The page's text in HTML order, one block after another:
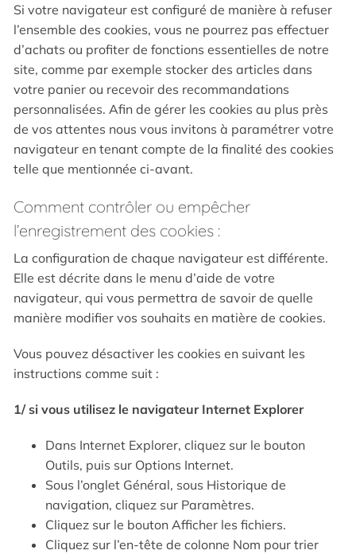
Si votre navigateur est configuré de manière à refuser
l’ensemble des cookies, vous ne pourrez pas effectuer
d’achats ou profiter de fonctions essentielles de notre
site, comme par exemple stocker des articles dans
votre panier ou recevoir des recommandations
personnalisées. Afin de gérer les cookies au plus près
de vos attentes nous vous invitons à paramétrer votre
navigateur en tenant compte de la finalité des cookies
telle que mentionnée ci-avant.
Comment contrôler ou empêcher
l’enregistrement des cookies :
La configuration de chaque navigateur est différente.
Elle est décrite dans le menu d’aide de votre
navigateur, qui vous permettra de savoir de quelle
manière modifier vos souhaits en matière de cookies.
Vous pouvez désactiver les cookies en suivant les
instructions comme suit :
1/ si vous utilisez le navigateur Internet Explorer
Dans Internet Explorer, cliquez sur le bouton
Outils, puis sur Options Internet.
Sous l’onglet Général, sous Historique de
navigation, cliquez sur Paramètres.
Cliquez sur le bouton Afficher les fichiers.
Cliquez sur l’en-tête de colonne Nom pour trier